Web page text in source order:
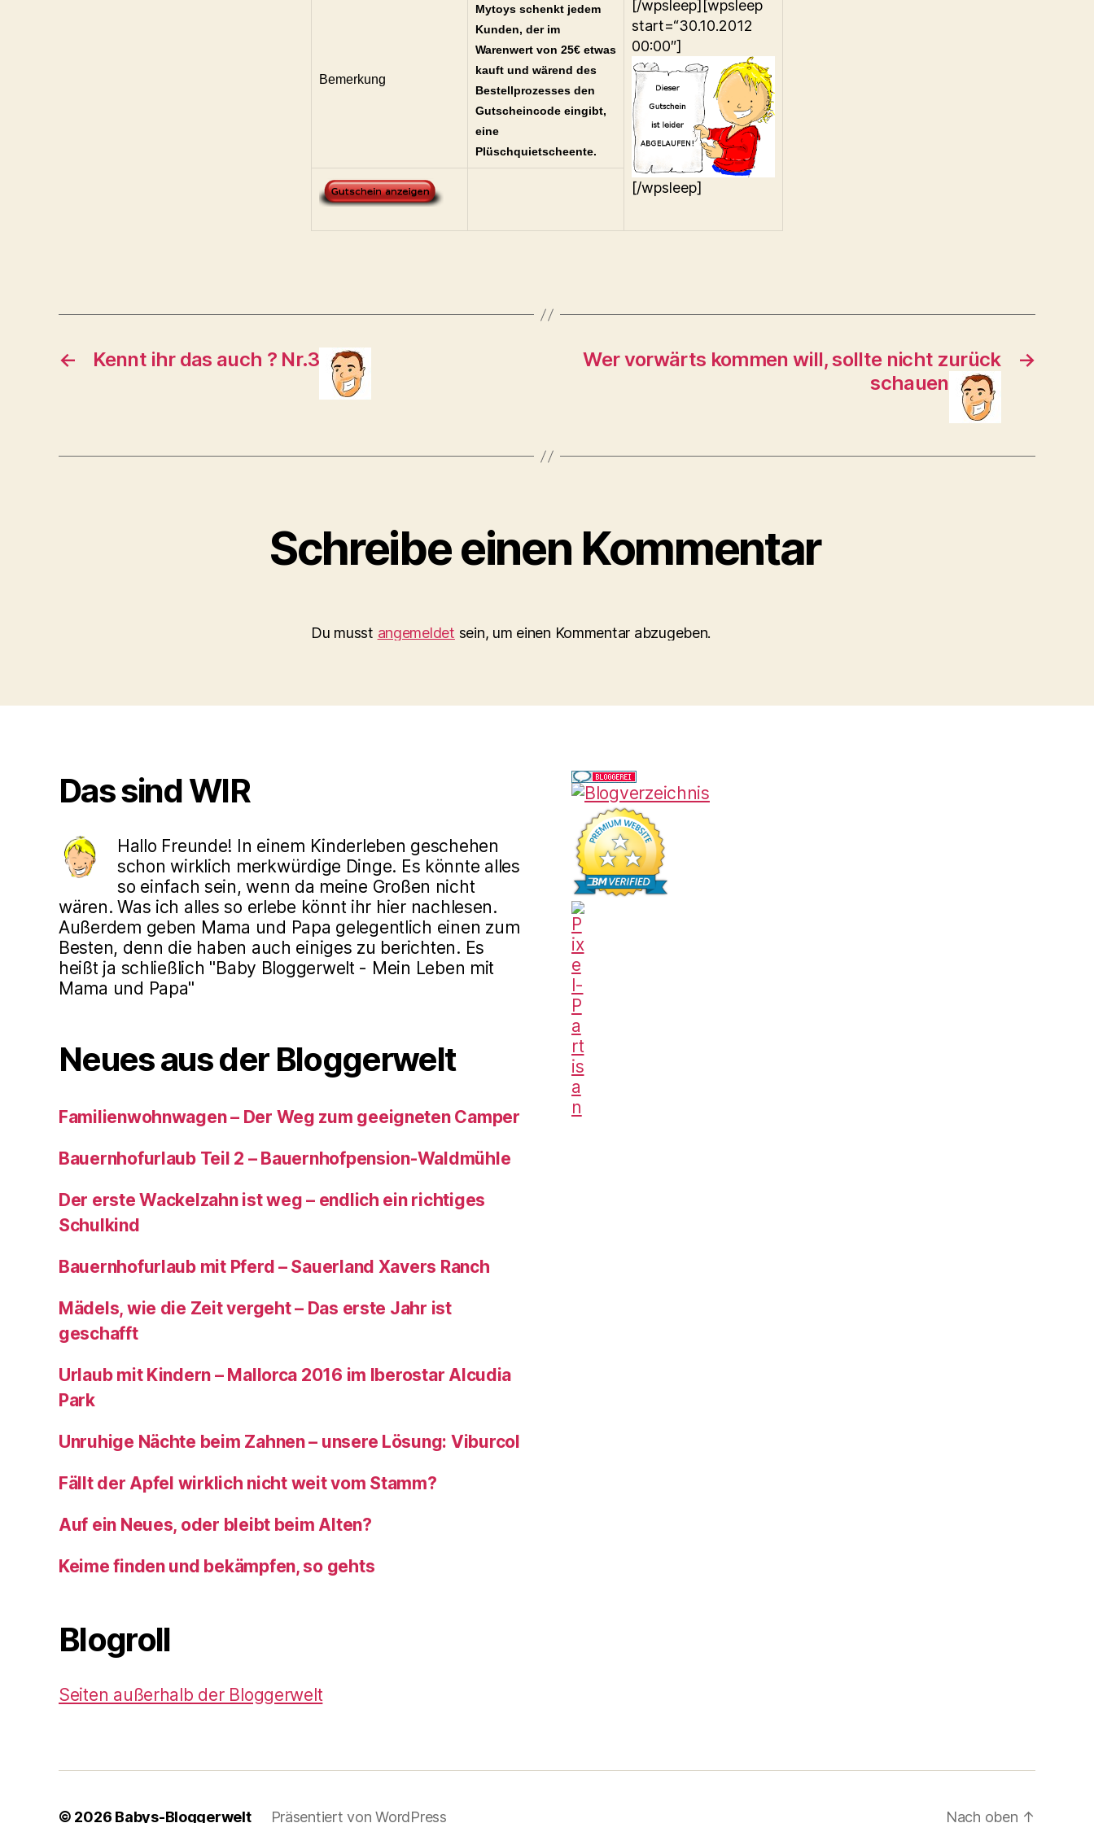
[/wpsleep][wpsleep
start=“30.10.2012
00:00″]
[/wpsleep]
Bemerkung
Mytoys schenkt jedem
Kunden, der im
Warenwert von 25€ etwas
kauft und wärend des
Bestellprozesses den
Gutscheincode eingibt,
eine
Plüschquietscheente.
← Kennt ihr das auch ? Nr.3 →
Wer vorwärts kommen will, sollte nicht zurück
schauen
Schreibe einen Kommentar
Du musst angemeldet sein, um einen Kommentar abzugeben.
Das sind WIR
Hallo Freunde! In einem Kinderleben geschehen
schon wirklich merkwürdige Dinge. Es könnte alles
so einfach sein, wenn da meine Großen nicht
wären. Was ich alles so erlebe könnt ihr hier nachlesen.
Außerdem geben Mama und Papa gelegentlich einen zum
Besten, denn die haben auch einiges zu berichten. Es
heißt ja schließlich "Baby Bloggerwelt - Mein Leben mit
Mama und Papa"
Neues aus der Bloggerwelt
Familienwohnwagen – Der Weg zum geeigneten Camper
Bauernhofurlaub Teil 2 – Bauernhofpension-Waldmühle
Der erste Wackelzahn ist weg – endlich ein richtiges
Schulkind
Bauernhofurlaub mit Pferd – Sauerland Xavers Ranch
Mädels, wie die Zeit vergeht – Das erste Jahr ist
geschafft
Urlaub mit Kindern – Mallorca 2016 im Iberostar Alcudia
Park
Unruhige Nächte beim Zahnen – unsere Lösung: Viburcol
Fällt der Apfel wirklich nicht weit vom Stamm?
Auf ein Neues, oder bleibt beim Alten?
Keime finden und bekämpfen, so gehts
Blogroll
Seiten außerhalb der Bloggerwelt
© 2026 Babys-Bloggerwelt Präsentiert von WordPress Nach oben ↑